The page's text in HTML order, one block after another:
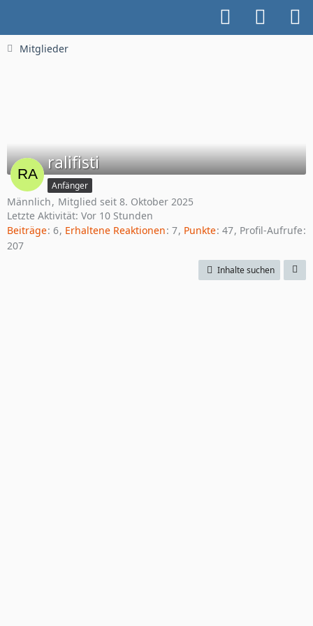
Mitglieder
ralifisti
Anfänger
Männlich
Mitglied seit 8. Oktober 2025
Letzte Aktivität: Vor 10 Stunden
Beiträge 6 Erhaltene Reaktionen 7 Punkte 47 Profil-Aufrufe
207
Inhalte suchen